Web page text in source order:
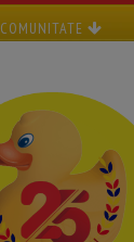
COMUNITATE